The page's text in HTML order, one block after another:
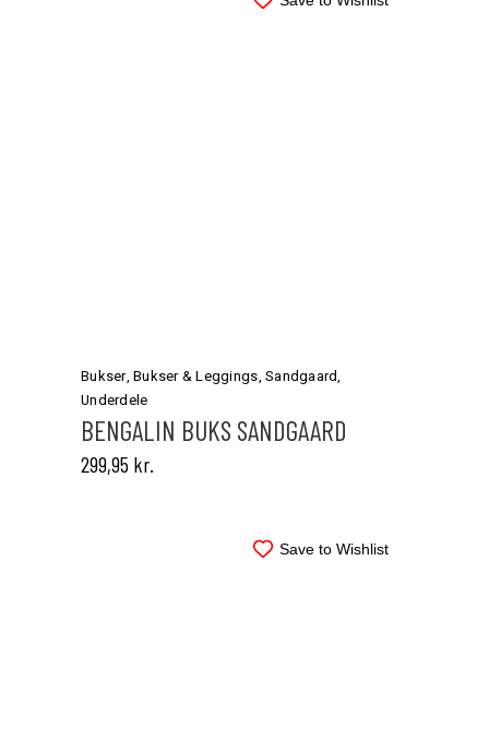
flere
varianter.
Mulighederne
kan
Bukser,Bukser & Leggings,Sandgaard,
Underdele
BENGALIN BUKS SANDGAARD
299,95 kr.
Save to Wishlist